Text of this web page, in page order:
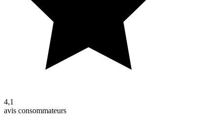
4,1
avis consommateurs